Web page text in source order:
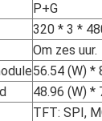
P+G
320 * 3 *
Om zes uur.
56.54 (W) *
48.96 (W) *
TFT: SPI,